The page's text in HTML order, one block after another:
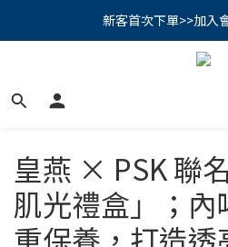
PSK 光防禦柔霧防曬棒｜小霧棒閃
新客首次下單>>加入
📢綁定LINE好友再領
PSK 光防禦柔霧防曬棒｜小霧棒
皇燕 × PSK 聯
肌光禮盒」；